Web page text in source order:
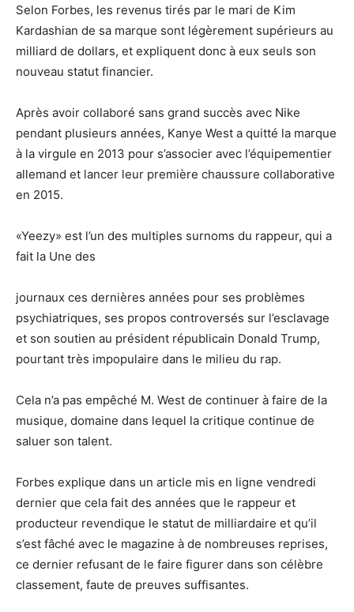
Selon Forbes, les revenus tirés par le mari de Kim
Kardashian de sa marque sont légèrement supérieurs au
milliard de dollars, et expliquent donc à eux seuls son
nouveau statut financier.
Après avoir collaboré sans grand succès avec Nike
pendant plusieurs années, Kanye West a quitté la marque
à la virgule en 2013 pour s’associer avec l’équipementier
allemand et lancer leur première chaussure collaborative
en 2015.
«Yeezy» est l’un des multiples surnoms du rappeur, qui a
fait la Une des
journaux ces dernières années pour ses problèmes
psychiatriques, ses propos controversés sur l’esclavage
et son soutien au président républicain Donald Trump,
pourtant très impopulaire dans le milieu du rap.
Cela n’a pas empêché M. West de continuer à faire de la
musique, domaine dans lequel la critique continue de
saluer son talent.
Forbes explique dans un article mis en ligne vendredi
dernier que cela fait des années que le rappeur et
producteur revendique le statut de milliardaire et qu’il
s’est fâché avec le magazine à de nombreuses reprises,
ce dernier refusant de le faire figurer dans son célèbre
classement, faute de preuves suffisantes.